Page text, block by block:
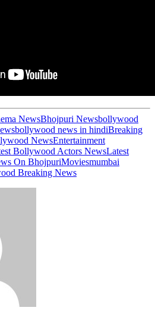
NewsBhojpuri Newsbollywood
bollywood news in hindiBreaking
NewsEntertainment
Bollywood Actors NewsLatest
On BhojpuriMoviesmumbai
Breaking News